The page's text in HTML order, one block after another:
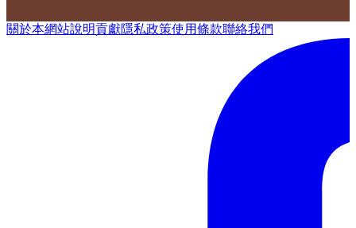
關於本網站說明貢獻隱私政策使用條款聯絡我們